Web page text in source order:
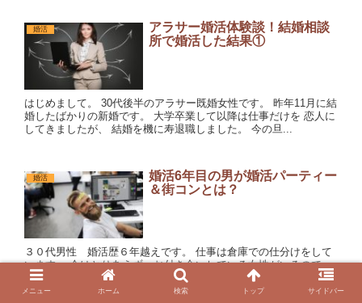
婚活
アラサー婚活体験談！結婚相談
所で婚活した結果①
はじめまして。 30代後半のアラサー既婚女性です。 昨年11月に結
婚したばかりの新婚です。 大学卒業して以降は仕事だけを 恋人に
してきましたが、 結婚を機に寿退職しました。 今の旦...
婚活
婚活6年目の男が婚活パーティー
＆街コンとは？
３０代男性 婚活歴６年越えです。 仕事は倉庫での仕分けをして
います。 今はとりあえず、お付き合いしている女性がいるので、
落ち着いているのですが、婚活中の体験談だけは多いので、こち
らに記載させていただきます。 婚活パーティ...
メニュー ホーム 検索 トップ サイドバー